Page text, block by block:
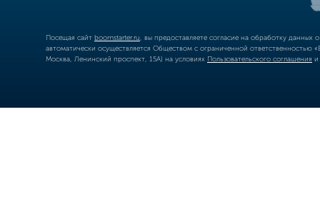
Посещая сайт boomstarter.ru , вы предоставляете согласие на обработку
автоматически осуществляется Обществом с ограниченной
Москва, Ленинский проспект, 15А) на условиях Пользовательского соглашения и